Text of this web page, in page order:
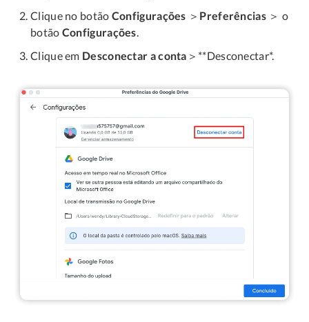
Clique no botão Configurações ＞ Preferências＞ o
botão Configurações.
Clique em Desconectar a conta ＞**Desconectar*.